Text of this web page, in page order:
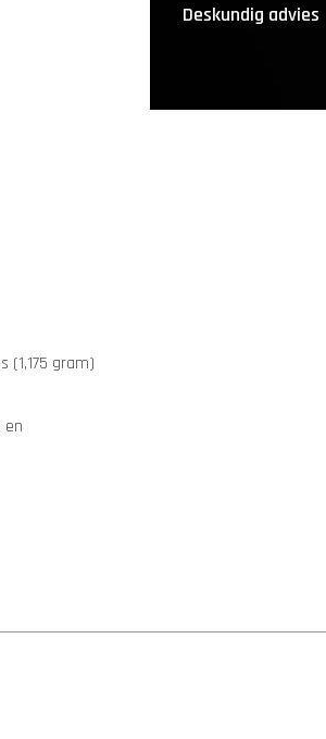
(1,175 gram)
en
Deskundig advies